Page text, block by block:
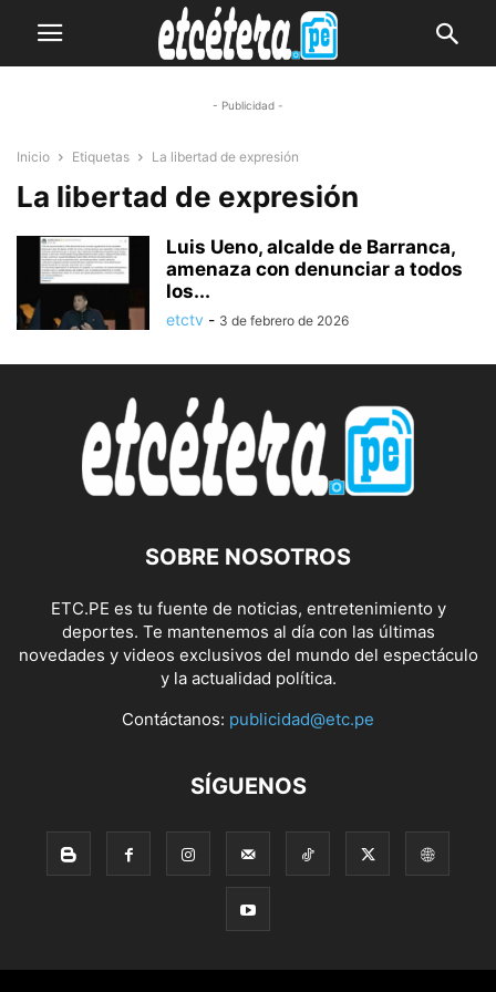
- Publicidad -
Inicio Etiquetas La libertad de expresión
La libertad de expresión
Luis Ueno, alcalde de Barranca,
amenaza con denunciar a todos
los...
etctv - 3 de febrero de 2026
SOBRE NOSOTROS
ETC.PE es tu fuente de noticias, entretenimiento y
deportes. Te mantenemos al día con las últimas
novedades y videos exclusivos del mundo del espectáculo
y la actualidad política.
Contáctanos: publicidad@etc.pe
SÍGUENOS